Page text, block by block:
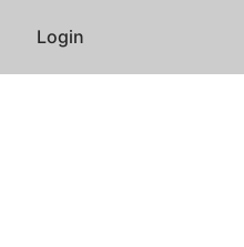
Login